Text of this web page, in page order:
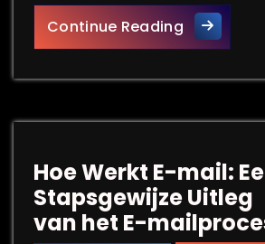
Continue ReadingAlles over
Hoe Werkt E-mail:
Stapsgewijze Uitleg
van het E-